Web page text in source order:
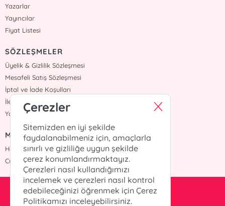
Yazarlar
Yayıncılar
Fiyat Listesi
SÖZLEŞMELER
Üyelik & Gizlilik Sözleşmesi
Mesafeli Satış Sözleşmesi
İptal ve İade Koşulları
İletişim
Yardım
MÜŞTERİ HİZMETLERİ
Hafta içi :09:00 - 18:00
Cumartesi :09:00 - 18:00
info@okurkitap.com
Çerezler
Sitemizden en iyi şekilde
faydalanabilmeniz için, amaçlarla
sınırlı ve gizliliğe uygun şekilde
çerez konumlandırmaktayız.
Çerezleri nasıl kullandığımızı
incelemek ve çerezleri nasıl kontrol
edebileceğinizi öğrenmek için Çerez
Politikamızı inceleyebilirsiniz.